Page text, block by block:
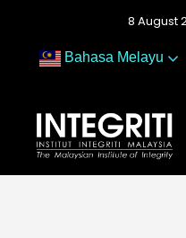
8 August
Bahasa Melayu